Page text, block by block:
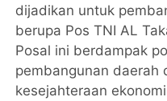
dijadikan untuk
berupa Pos TNI AL
Posal ini berdampak
pembangunan daerah
kesejahteraan